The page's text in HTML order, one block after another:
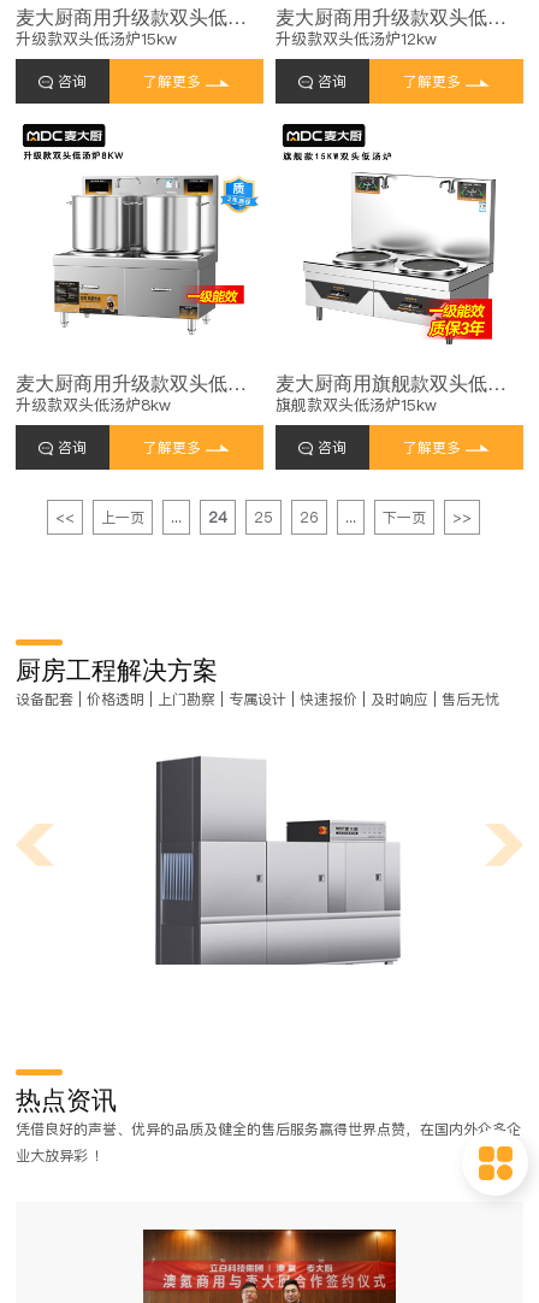
麦大厨商用升级款双头低汤炉矮仔炉15KW
升级款双头低汤炉15kw
咨询 了解更多
麦大厨商用升级款双头低汤炉矮仔炉12KW
升级款双头低汤炉12kw
咨询 了解更多
麦大厨商用升级款双头低汤炉矮仔炉8KW
升级款双头低汤炉8kw
咨询 了解更多
麦大厨商用旗舰款双头低汤炉矮仔炉15KW
旗舰款双头低汤炉15kw
咨询 了解更多
<< 上一页 ... 24 25 26 ... 下一页 >>
厨房工程解决方案
设备配套 | 价格透明 | 上门勘察 | 专属设计 | 快速报价 | 及时响应 | 售后无忧
商用厨房工程是一项非常严谨的工作，在做厨房工程对菜式品类、装修风
格要求比较高，需要不同程度的定制工作和流程。那么，商用厨房工程设
计都有哪些流程？
热点资讯
凭借良好的声誉、优异的品质及健全的售后服务赢得世界点赞，在国内外众多企
业大放异彩 ！